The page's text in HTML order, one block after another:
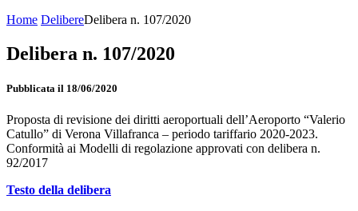
Home DelibereDelibera n. 107/2020
Delibera n. 107/2020
Pubblicata il 18/06/2020
Proposta di revisione dei diritti aeroportuali dell’Aeroporto “Valerio
Catullo” di Verona Villafranca – periodo tariffario 2020-2023.
Conformità ai Modelli di regolazione approvati con delibera n.
92/2017
Testo della delibera